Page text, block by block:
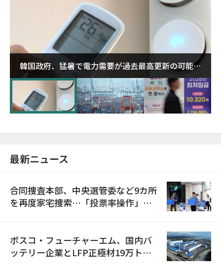
韓国政府、猛暑で電力需要が過去最高更新の可能性
に需給対応体制を点検
最新ニュース
合同捜査本部、中央選管委など9カ所
を再度家宅捜索…「投票率操作」の
ポスコ・フューチャーエム、国内バ
ッテリー企業とLFP正極材19万トン